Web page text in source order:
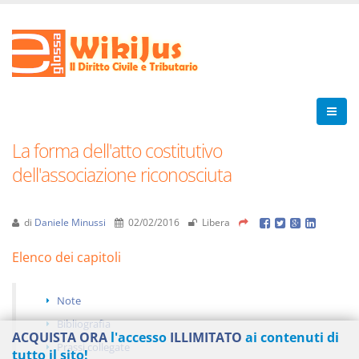
La forma dell'atto costitutivo
dell'associazione riconosciuta
di Daniele Minussi 02/02/2016 Libera
Elenco dei capitoli
Note
Bibliografia
Prassi collegate
ACQUISTA ORA l'accesso ILLIMITATO ai contenuti di
tutto il sito!